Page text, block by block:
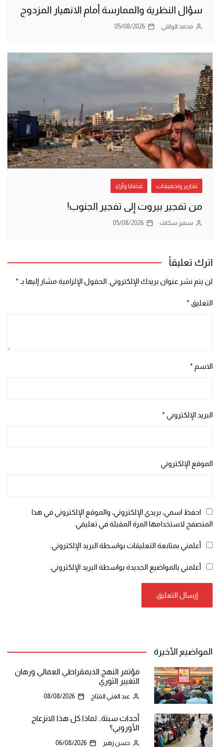
سؤال النظرية والممارسة أمام الانهيار المزدوج
محمد الوافي 05/08/2026
تقارير وتحقيقات قضايا وآراء
من تفجير بيروت إلى تفجير الجنوب!
سمير سكاف 05/08/2026
اترك تعليقاً
لن يتم نشر عنوان بريدك الإلكتروني. الحقول الإلزامية مشار إليها بـ *
التعليق *
الاسم *
البريد الإلكتروني *
الموقع الإلكتروني
احفظ اسمي، بريدي الإلكتروني، والموقع الإلكتروني في هذا
المتصفح لاستخدامها المرة المقبلة في تعليقي.
أعلمني بمتابعة التعليقات بواسطة البريد الإلكتروني.
أعلمني بالمواضيع الجديدة بواسطة البريد الإلكتروني.
المواضيع الأخيرة
مؤتمر النهج الديمقراطي العمالي ورهان
التغيير الثوري
عبد الغني القبّاج 08/08/2026
أحداث سبتة.. لماذا كل هذا الانزعاج
الأوروبي؟
حسن زهير 06/08/2026